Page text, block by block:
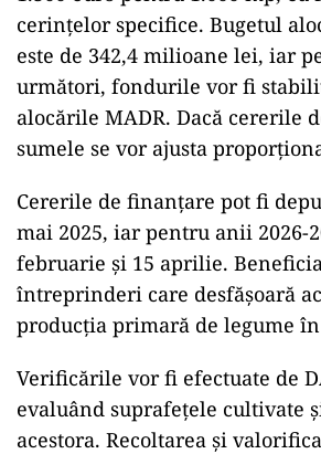
cerințelor specifice. Bugetul
este de 342,4 milioane lei, iar
următori, fondurile vor fi
alocările MADR. Dacă cererile
sumele se vor ajusta
Cererile de finanțare pot fi
mai 2025, iar pentru anii 2026-
februarie și 15 aprilie.
întreprinderi care desfășoară
producția primară de legume
Verificările vor fi efectuate de
evaluând suprafețele cultivate
acestora. Recoltarea și